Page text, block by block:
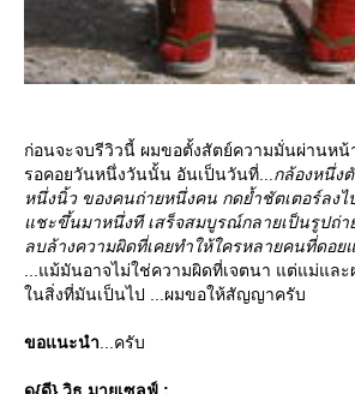
ก่อนจะจบรีวิวนี้ ผมขอตั้งสัตย์ความมั่นผ่านหน้
รอคอยวันหนึ่งวันนั้น อันเป็นวันที่... กล้องหนึ่ง
หนึ่งนิ้ว ของคนถ่ายหนึ่งคน กดย้ำชัตเตอร์ลงไ
ชะขึ้นมาหนึ่งที เสร็จสมบูรณ์กลายเป็นรูปถ่า
ลบล้างความผิดที่เคยทำให้ใครหลายคนที่ดอย
...แม้มันอาจไม่ใช่ความผิดที่เจตนา แต่แม่แล
นสิ่งที่มันเป็นไป ...ผมขอให้สัญญาครับ
ขอแนะนำ ...ครับ
ดู{ดี} วิธ มายเซลฟ์ :